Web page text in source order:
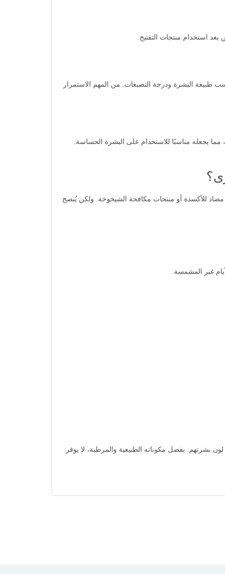
استخدام منتجات التفتيح.
طبيعة البشرة ودرجة التصبغات. من المهم الاستمرار
والكبريتات، مما يجعله مناسبًا للاستخدام على البشرة الحساسة.
للأكسدة أو منتجات مكافحة الشيخوخة. ولكن يُنصح
غير المشمسة.
توحيد لون بشرتهم. بفضل مكوناته الطبيعية والمرطبة، لا يوفر